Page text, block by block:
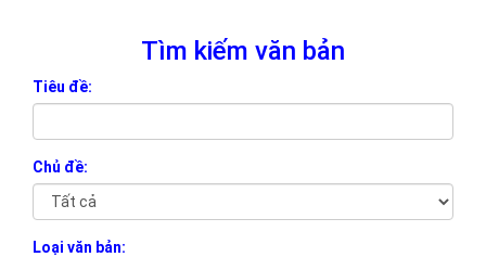
Tìm kiếm văn bản
Tiêu đề:
Chủ đề:
Loại văn bản: